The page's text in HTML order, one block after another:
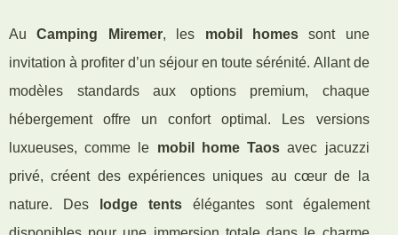
AuCamping Miremer, les mobil homessont une
invitation à profiter d’un séjour en toute sérénité. Allant de
modèles standards aux options premium, chaque
hébergement offre un confort optimal. Les versions
luxueuses, comme le mobil home Taos avec jacuzzi
privé, créent des expériences uniques au cœur de la
nature. Des
lodge tentsélégantes sont également